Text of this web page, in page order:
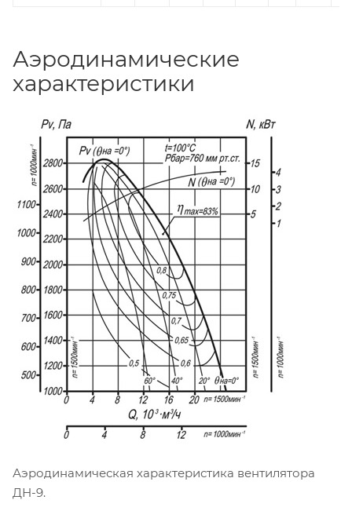
Аэродинамические
характеристики
Аэродинамическая характеристика вентилятора
ДН-9.